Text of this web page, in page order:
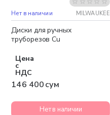
Нет в наличии MILWAUKEE
Диски для ручных
труборезов Cu
Цена
с
НДС
146 400 сум
Нет в наличии